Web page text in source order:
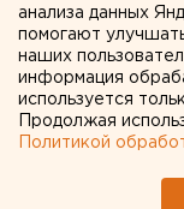
Ревду
В Ревде выбрали
Им стал Андрей
корреспондент
Напомним, 10
анализа данных
помогают
наших
информация
используется
Продолжая
Политикой